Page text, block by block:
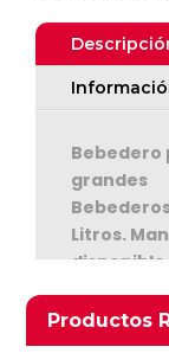
Bebedero
grandes
Litros.
Productos